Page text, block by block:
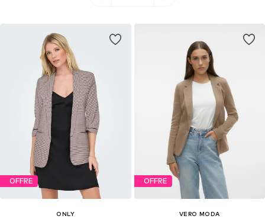
OFFRE
ONLY
OFFRE
VERO MODA